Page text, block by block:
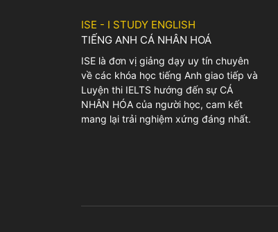
ISE - I STUDY ENGLISH
TIẾNG ANH CÁ NHÂN HOÁ
ISE là đơn vị giảng dạy uy tín chuyên
về các khóa học tiếng Anh giao tiếp và
Luyện thi IELTS hướng đến sự CÁ
NHÂN HÓA của người học, cam kết
mang lại trải nghiệm xứng đáng nhất.